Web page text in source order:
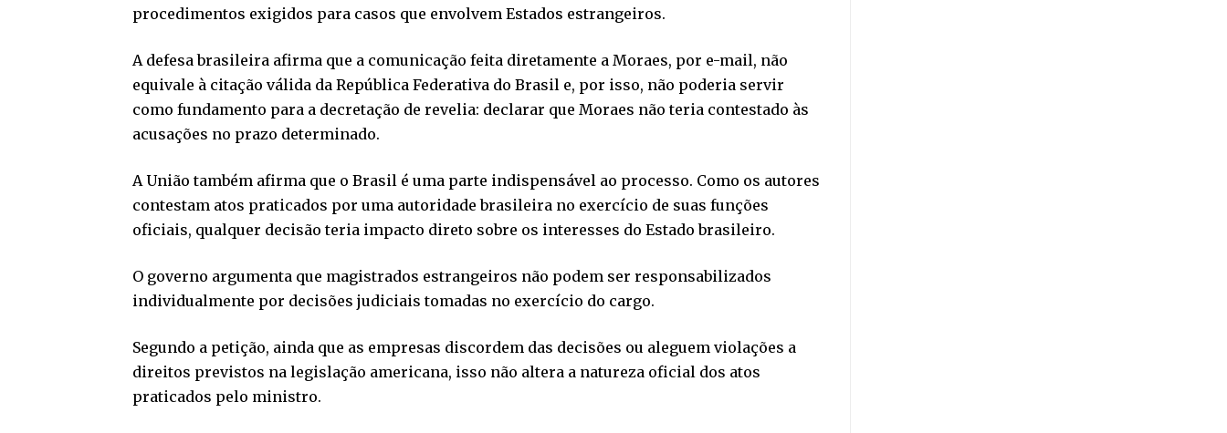
procedimentos exigidos para casos que envolvem Estados estrangeiros.
A defesa brasileira afirma que a comunicação feita diretamente a Moraes, por e-mail, não
equivale à citação válida da República Federativa do Brasil e, por isso, não poderia servir
como fundamento para a decretação de revelia: declarar que Moraes não teria contestado às
acusações no prazo determinado.
A União também afirma que o Brasil é uma parte indispensável ao processo. Como os autores
contestam atos praticados por uma autoridade brasileira no exercício de suas funções
oficiais, qualquer decisão teria impacto direto sobre os interesses do Estado brasileiro.
O governo argumenta que magistrados estrangeiros não podem ser responsabilizados
individualmente por decisões judiciais tomadas no exercício do cargo.
Segundo a petição, ainda que as empresas discordem das decisões ou aleguem violações a
direitos previstos na legislação americana, isso não altera a natureza oficial dos atos
praticados pelo ministro.